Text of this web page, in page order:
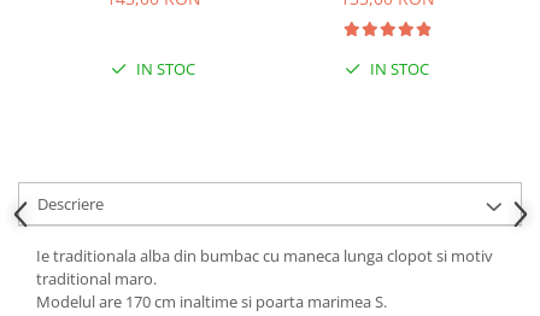
IN STOC IN STOC
Descriere
Ie traditionala alba din bumbac cu maneca lunga clopot si motiv
traditional maro.
Modelul are 170 cm inaltime si poarta marimea S.